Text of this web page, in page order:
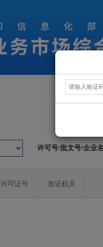
许可号/批文号/企业
许可证号 发证机关